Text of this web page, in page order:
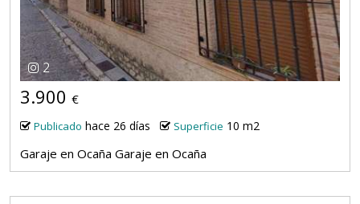
2
3.900 €
Publicado hace 26 días Superficie 10 m2
Garaje en Ocaña Garaje en Ocaña